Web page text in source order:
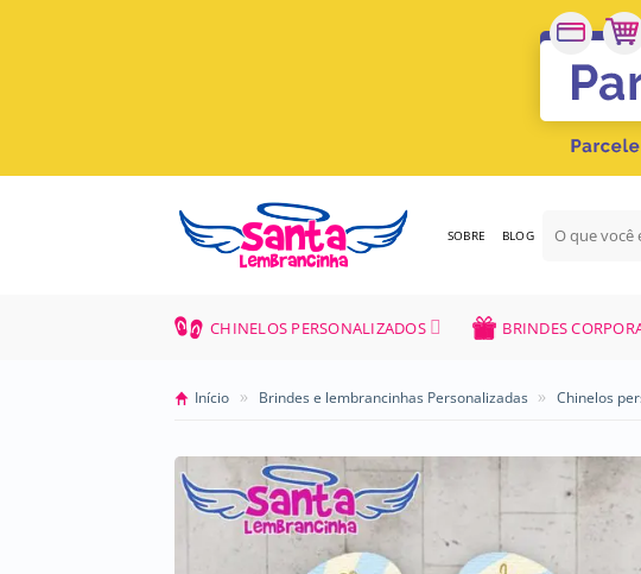
SOBRE BLOG
por:
CHINELOS PERSONALIZADOS BRINDES
Início » Brindes e lembrancinhas Personalizadas » Chinelos